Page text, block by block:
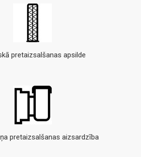
pret­aizsalšanas apsilde
pretaizsalšanas aizsardzība